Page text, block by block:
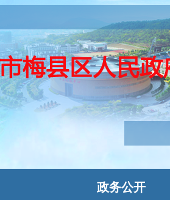
政务公开